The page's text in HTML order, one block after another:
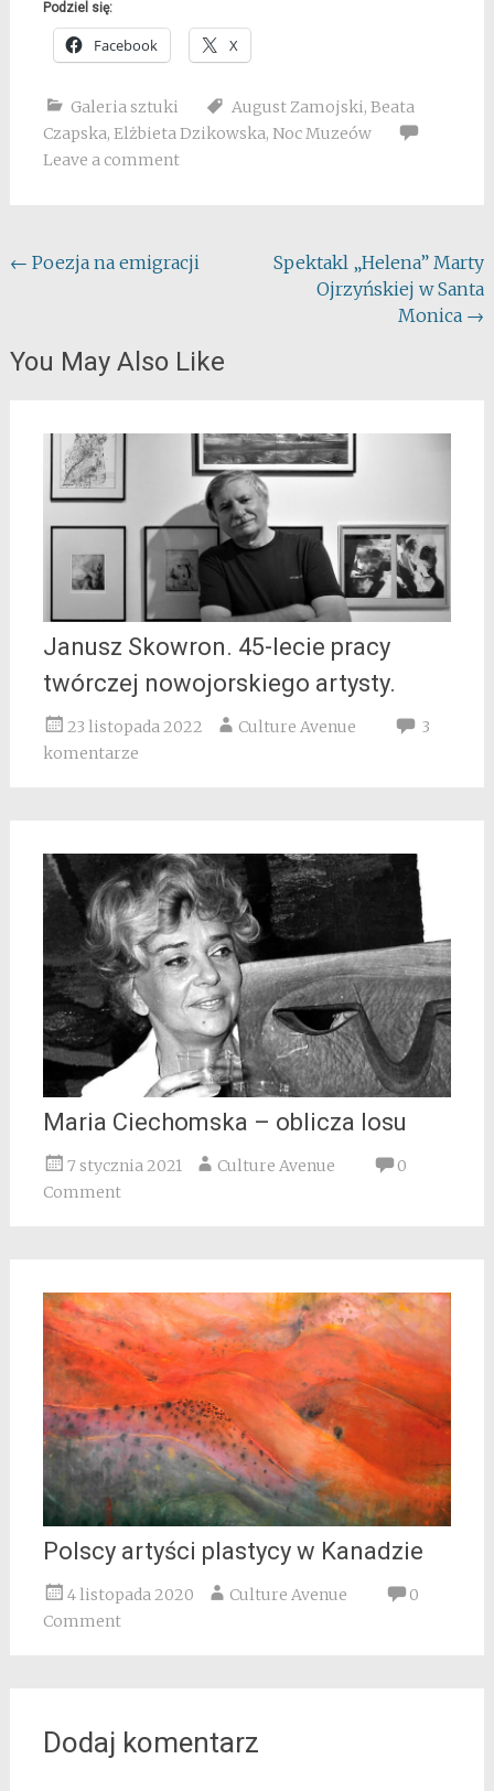
Podziel się:
Facebook X
Galeria sztuki August Zamojski, Beata
Czapska, Elżbieta Dzikowska, Noc Muzeów
Leave a comment
Post
← Poezja na emigracji
Spektakl „Helena” Marty
Ojrzyńskiej w Santa
Monica →
You May Also Like
Janusz Skowron. 45-lecie pracy
twórczej nowojorskiego artysty.
23 listopada 2022 Culture Avenue
3
komentarze
Maria Ciechomska – oblicza losu
7 stycznia 2021 Culture Avenue
0
Comment
Polscy artyści plastycy w Kanadzie
4 listopada 2020 Culture Avenue
0
Comment
Dodaj komentarz